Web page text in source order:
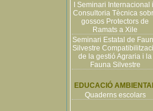
I Seminari Internacional i I
Consultoria Tècnica
gossos Protectors de
Ramats a Xile
Seminari Estatal de
Silvestre
de la gestió Agraria i la
Fauna Silvestre
EDUCACIÓ
Quaderns escolars